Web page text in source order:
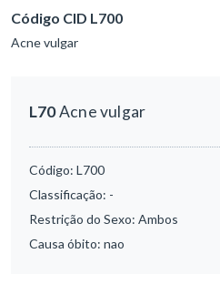
Código CID L700
Acne vulgar
L70Acne vulgar
Código: L700
Classificação: -
Restrição do Sexo: Ambos
Causa óbito: nao